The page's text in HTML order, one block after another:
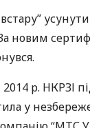
новим
р. НКРЗІ
у